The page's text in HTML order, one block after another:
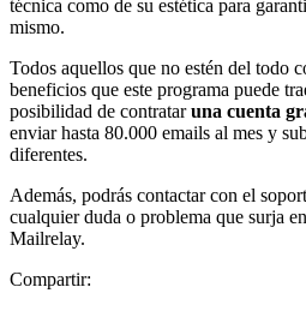
técnica como de su estética para
mismo.
Todos aquellos que no estén del todo
beneficios que este programa puede
posibilidad de contrataruna cuenta
enviar hasta 80.000 emails al mes y
diferentes.
Además, podrás contactar con el
cualquier duda o problema que surja
Mailrelay.
Compartir: